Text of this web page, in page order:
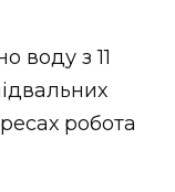
воду з 11
робота